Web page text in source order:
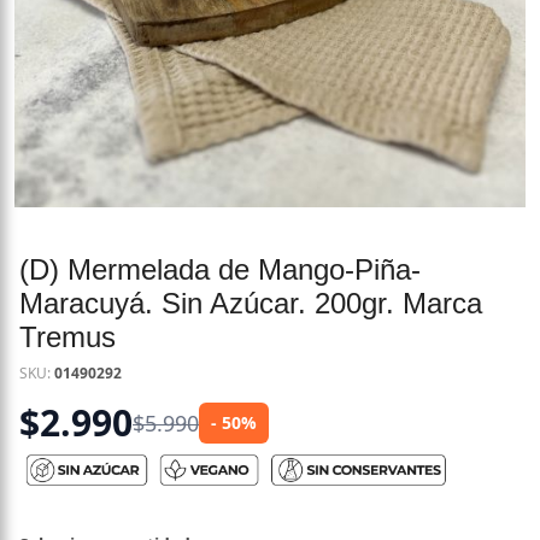
(D) Mermelada de Mango-Piña-
Maracuyá. Sin Azúcar. 200gr. Marca
Tremus
SKU:01490292
$2.990$5.990 - 50%